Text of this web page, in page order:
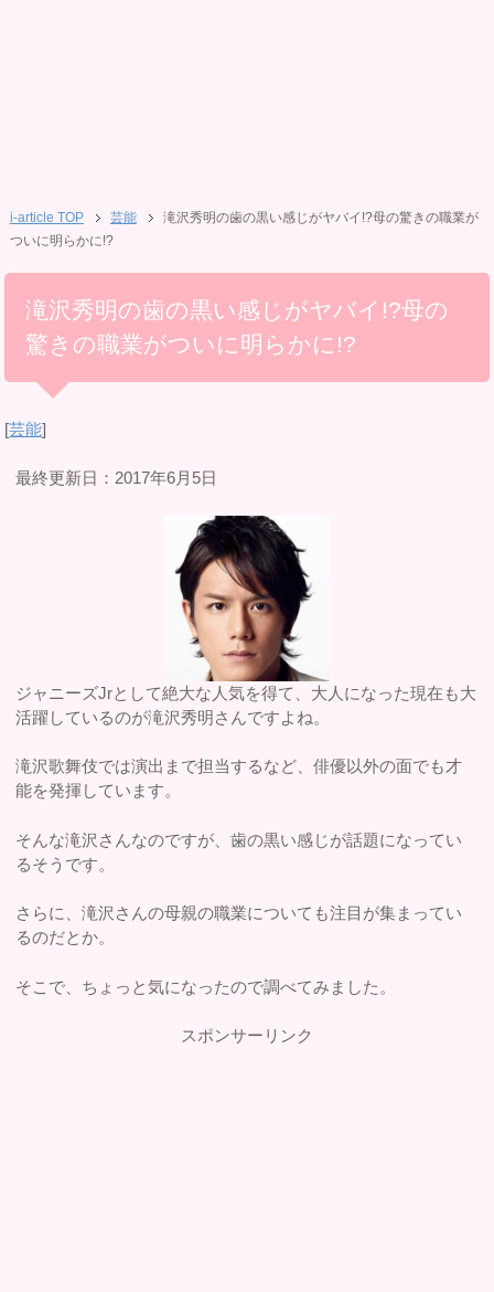
i-article TOP 芸能
滝沢秀明の歯の黒い感じがヤバイ!?母の驚きの職業が
ついに明らかに!?
滝沢秀明の歯の黒い感じがヤバイ!?母の
驚きの職業がついに明らかに!?
[芸能]
最終更新日：2017年6月5日
ジャニーズJrとして絶大な人気を得て、大人になった現在も大
活躍しているのが滝沢秀明さんですよね。
滝沢歌舞伎では演出まで担当するなど、俳優以外の面でも才
能を発揮しています。
そんな滝沢さんなのですが、歯の黒い感じが話題になってい
るそうです。
さらに、滝沢さんの母親の職業についても注目が集まってい
るのだとか。
そこで、ちょっと気になったので調べてみました。
スポンサーリンク